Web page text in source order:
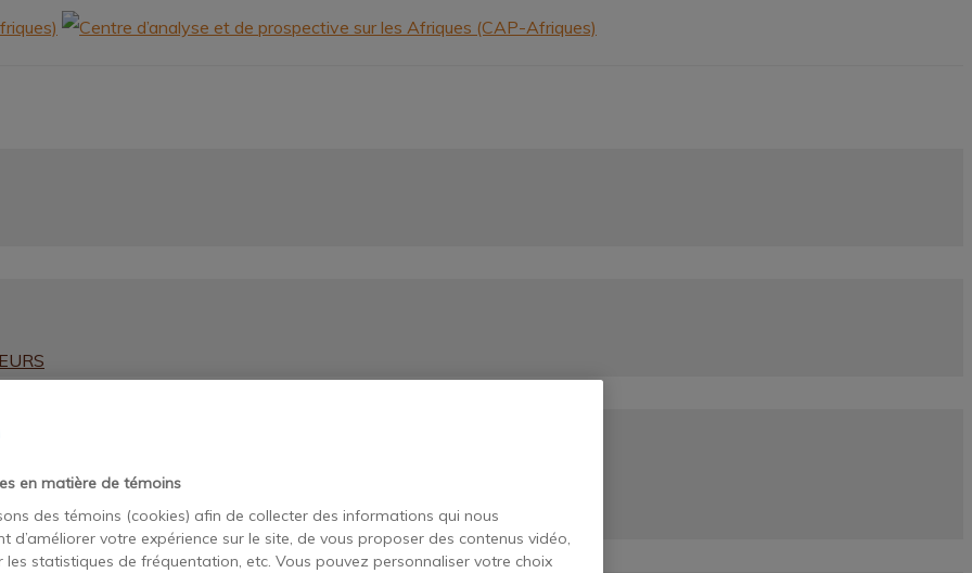
en matière de témoins
des témoins (cookies) afin de collecter des informations qui nous
d’améliorer votre expérience sur le site, de vous proposer des contenus vidéo,
les statistiques de fréquentation, etc. Vous pouvez personnaliser votre choix